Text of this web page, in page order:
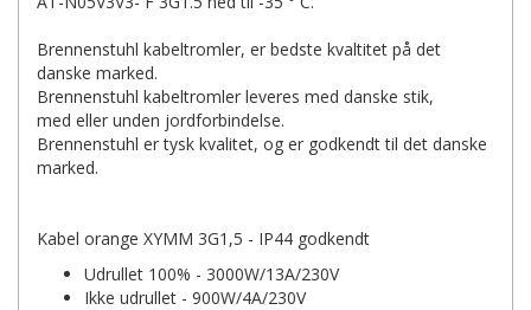
Brennenstuhl kabeltromler, er bedste kvaltitet på det
danske marked.
Brennenstuhl kabeltromler leveres med danske stik,
med eller unden jordforbindelse.
Brennenstuhl er tysk kvalitet, og er godkendt til det danske
marked.
Kabel orange XYMM 3G1,5 - IP44 godkendt
Udrullet 100% - 3000W/13A/230V
Ikke udrullet - 900W/4A/230V